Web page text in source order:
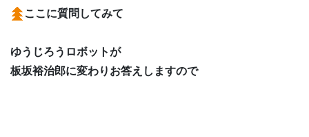
ここに質問してみて
ゆうじろうロボットが
板坂裕治郎に変わりお答えしますので